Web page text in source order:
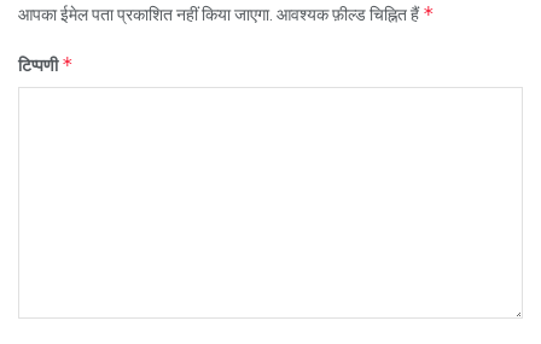
आपका ईमेल पता प्रकाशित नहीं किया जाएगा. आवश्यक फ़ील्ड चिह्नित हैं*
टिप्पणी*